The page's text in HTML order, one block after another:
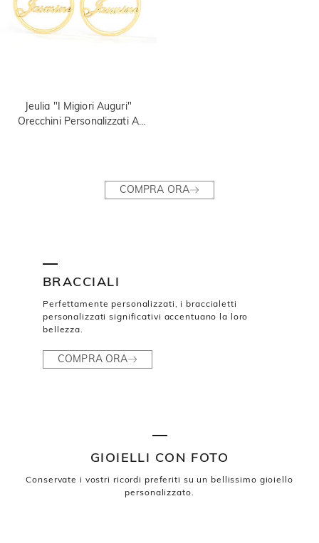
Jeulia "I Migiori Auguri"
Orecchini Personalizzati A
COMPRA ORA
BRACCIALI
Perfettamente personalizzati, i braccialetti
personalizzati significativi accentuano la loro
bellezza.
COMPRA ORA
GIOIELLI CON FOTO
Conservate i vostri ricordi preferiti su un bellissimo gioiello
personalizzato.